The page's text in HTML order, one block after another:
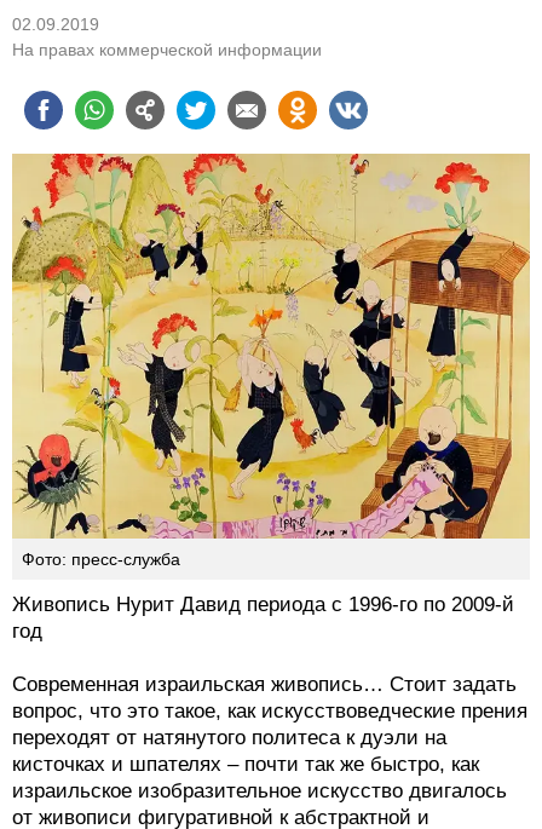
02.09.2019
На правах коммерческой информации
Фото: пресс-служба
Живопись Нурит Давид периода с 1996-го по 2009-й
год
Современная израильская живопись… Стоит задать
вопрос, что это такое, как искусствоведческие прения
переходят от натянутого политеса к дуэли на
кисточках и шпателях – почти так же быстро, как
израильское изобразительное искусство двигалось
от живописи фигуративной к абстрактной и